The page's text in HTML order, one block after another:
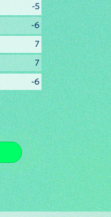
-5
-6
7
7
-6